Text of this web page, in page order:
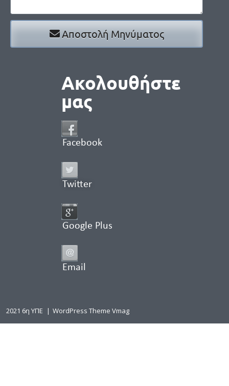
Αποστολή Μηνύματος
Ακολουθήστε
μας
Facebook
Twitter
Google Plus
Email
2021 6η ΥΠΕ | WordPress Theme Vmag